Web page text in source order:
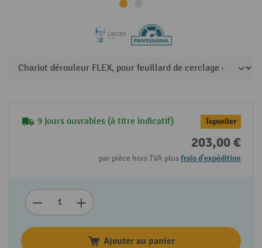
9 jours ouvrables (à titre indicatif) Topseller
203,00 €
par pièce hors TVA plusfrais d'expédition
Ajouter au panier